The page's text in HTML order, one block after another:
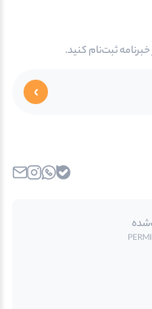
ثبت‌نام کنید.
واتساپ
اینستاگرامایمیل